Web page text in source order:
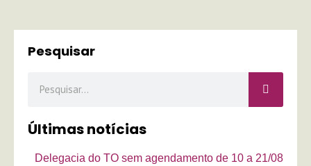
Pesquisar
Últimas notícias
Delegacia do TO sem agendamento de 10 a 21/08